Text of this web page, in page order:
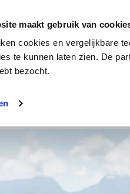
maakt gebruik van
cookies en vergelijkbare
te kunnen laten zien. De
bezocht.
Verzekeringen
Autoverzekering